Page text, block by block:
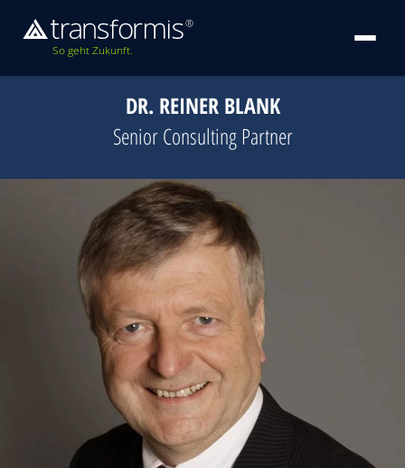
So geht Zukunft.
DR. REINER BLANK
Senior Consulting Partner